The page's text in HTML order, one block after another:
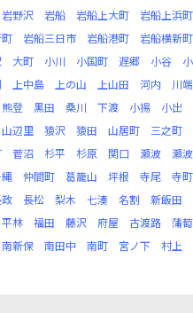
岩野沢 岩船 岩船上大町 岩船上浜町
岩船三日市 岩船港町 岩船横新町
大町 小川 小国町 遅郷 小谷
上中島 上の山 上山田 河内 川端
熊登 黒田 桑川 下渡 小揚 小出
山辺里 猿沢 猿田 山居町 三之町
菅沼 杉平 杉原 関口 瀬波 瀬
仲間町 葛籠山 坪根 寺尾 寺町
長松 梨木 七湊 名割 新飯田
平林 福田 藤沢 府屋 古渡路 蒲萄
南新保 南田中 南町 宮ノ下 村上